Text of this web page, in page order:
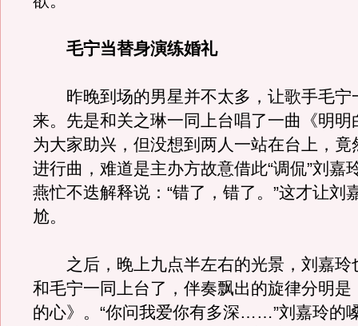
毛宁当替身演练婚礼
昨晚到场的男星并不太多，让歌手毛宁
来。先是和关之琳一同上台唱了一曲《明明
为大家助兴，但没想到两人一站在台上，竟
进行曲，难道是主办方故意借此“调侃”刘嘉
燕忙不迭解释说：“错了，错了。”这才让刘
尬。
之后，晚上九点半左右的光景，刘嘉玲
和毛宁一同上台了，伴奏飘出的旋律分明是
的心》。“你问我爱你有多深……”刘嘉玲的